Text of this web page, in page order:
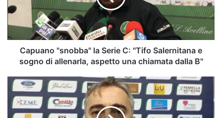
"Tifo
Salernitana
sogno
allenarla,
una
chiamata
dalla
B"
Capuano "snobba" la Serie C: "Tifo Salernitana e
sogno di allenarla, aspetto una chiamata dalla B"
Sandro
Abate-
Active
Network,